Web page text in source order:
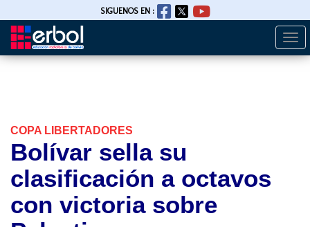
Pasar
SIGUENOS EN :
COPA LIBERTADORES
Bolívar sella su
clasificación a octavos
con victoria sobre